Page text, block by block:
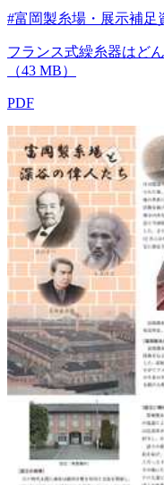
#富岡製糸場・展示補足
フランス式繰糸器はど
（43 MB）
PDF